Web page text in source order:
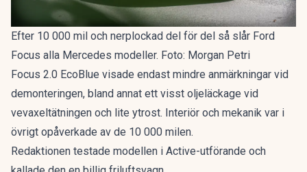
Efter 10 000 mil och nerplockad del för del så slår Ford
Focus alla Mercedes modeller. Foto: Morgan Petri
Focus 2.0 EcoBlue visade endast mindre anmärkningar vid
demonteringen, bland annat ett visst oljeläckage vid
vevaxeltätningen och lite ytrost. Interiör och mekanik var i
övrigt opåverkade av de 10 000 milen.
Redaktionen testade modellen i Active-utförande och